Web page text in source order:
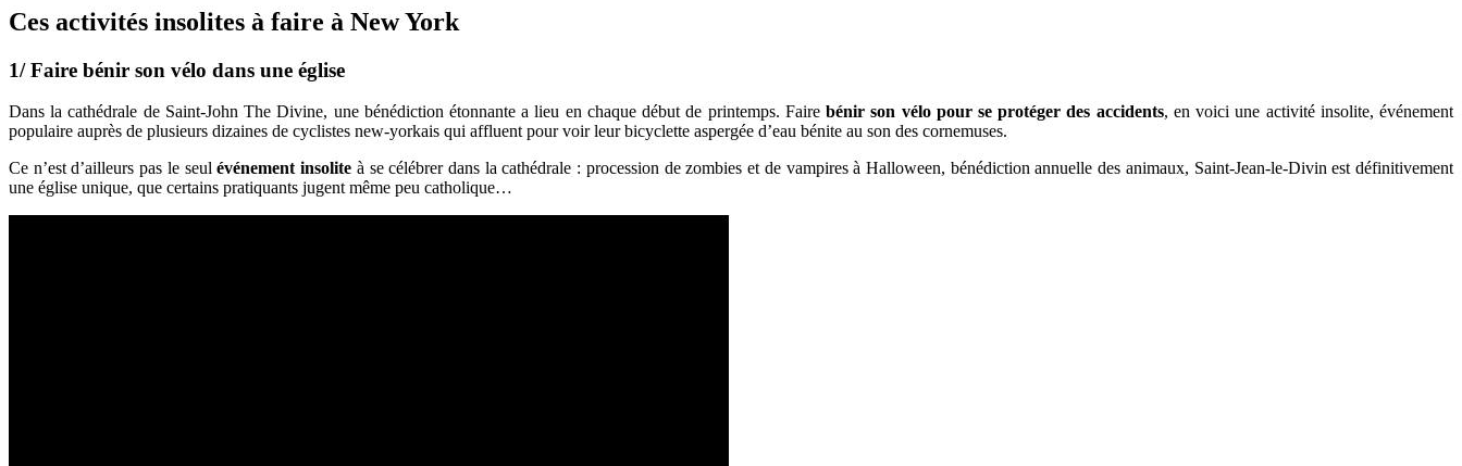
Ces activités insolites à faire à New York
1/ Faire bénir son vélo dans une église
Dans la cathédrale de Saint-John The Divine, une bénédiction étonnante a lieu en chaque début de printemps. Fairebénir son vélo pour se protéger des accidents, en voici une activité insolite, événement
populaire auprès de plusieurs dizaines de cyclistes new-yorkais qui affluent pour voir leur bicyclette aspergée d’eau bénite au son des cornemuses.
Ce n’est d’ailleurs pas le seulévénement insolite à se célébrer dans la cathédrale : procession de zombies et de vampires à Halloween, bénédiction annuelle des animaux, Saint-Jean-le-Divin est définitivement
une église unique, que certains pratiquants jugent même peu catholique…